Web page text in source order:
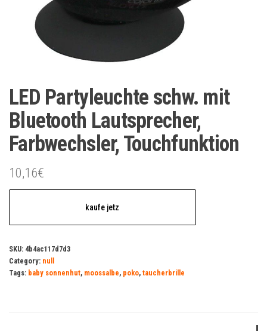
LED Partyleuchte schw. mit
Bluetooth Lautsprecher,
Farbwechsler, Touchfunktion
10,16€
kaufe jetz
SKU: 4b4ac117d7d3
Category: null
Tags: baby sonnenhut, moossalbe, poko, taucherbrille